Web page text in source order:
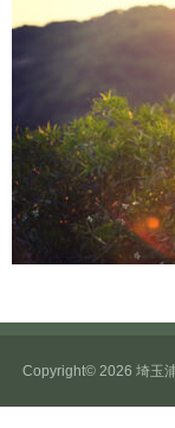
Copyright© 2026 埼玉